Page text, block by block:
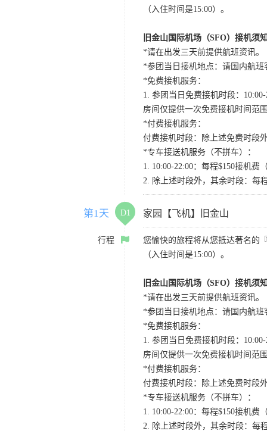
（入住时间是15:00）。
旧金山国际机场（SFO）接机须
*请在出发三天前提供航班资讯。
*参团当日接机地点：请国内航班
*免费接机服务：
1. 参团当日免费接机时段：
房间仅提供一次免费接机时间范
*付费接机服务：
付费接机时段：除上述免费时段
*专车接送机服务（不拼车）：
1. 10:00-22:00：每程$150接机
2. 除上述时段外，其余时段：每
第1天 D1 家园【飞机】旧金山
行程
您愉快的旅程将从您抵达著名的
（入住时间是15:00）。
旧金山国际机场（SFO）接机须
*请在出发三天前提供航班资讯。
*参团当日接机地点：请国内航班
*免费接机服务：
1. 参团当日免费接机时段：
房间仅提供一次免费接机时间范
*付费接机服务：
付费接机时段：除上述免费时段
*专车接送机服务（不拼车）：
1. 10:00-22:00：每程$150接机
2. 除上述时段外，其余时段：每